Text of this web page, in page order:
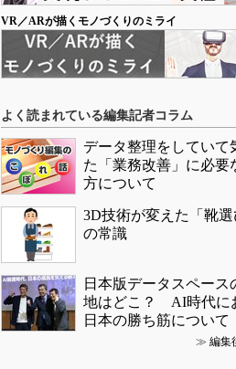
VR／ARが描くモノづくりのミライ
よく読まれている編集記者コラム
データ整理をしていて
た「業務改善」に必要
方について
3D技術が変えた「靴選
の常識
日本版データスペース
地はどこ？ AI時代に
日本の勝ち筋について
≫ 編集